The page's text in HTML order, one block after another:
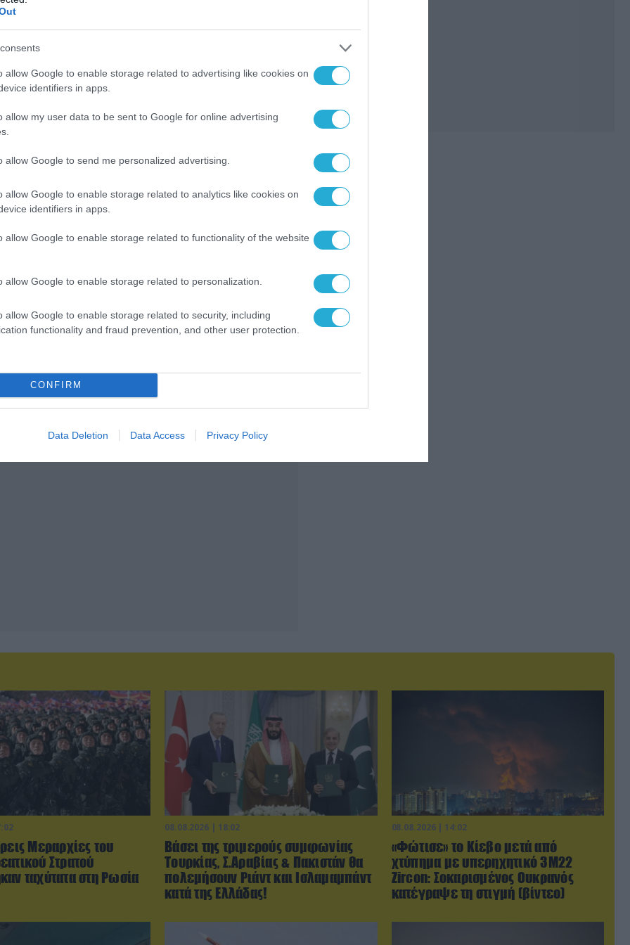
allow Google to enable storage related to advertising like cookies on
identifiers in apps.
allow my user data to be sent to Google for online advertising
allow Google to send me personalized advertising.
allow Google to enable storage related to analytics like cookies on
identifiers in apps.
allow Google to enable storage related to functionality of the website
allow Google to enable storage related to personalization.
allow Google to enable storage related to security, including
functionality and fraud prevention, and other user protection.
CONFIRM
Data Deletion Data Access Privacy Policy
έγινε δυνατόν να χρησιμοποιηθούν
από τη χρήση (για την οποία
συζητήσουμε (με τους υπουργούς
την ανησυχία των Ευρωπαίων για το
υπουργός Εξωτερικών Μιγκέλ Ανχελ
την προεδρία της Ευρωπαϊκής Ένωσης.
ΑΡΘΡΟ
Μεραρχίες του
Στρατού
ταχύτατα στη Ρωσία
08.08.2026 | 18:02
Βάσει της τριμερούς συμφωνίας
Τουρκίας, Σ.Αραβίας & Πακιστάν θα
πολεμήσουν Ριάντ και Ισλαμαμπάντ
κατά της Ελλάδας!
08.08.2026 | 14:02
«Φώτισε» το Κίεβο μετά από
χτύπημα με υπερηχητικό 3M22
Zircon: Σοκαρισμένος Ουκρανός
κατέγραψε τη στιγμή (βίντεο)